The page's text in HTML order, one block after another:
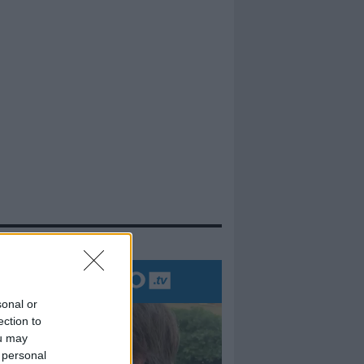
or
to
may